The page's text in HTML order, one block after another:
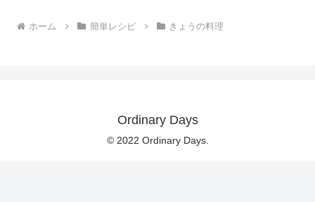
ホーム 簡単レシピ きょうの料理
Ordinary Days
© 2022 Ordinary Days.